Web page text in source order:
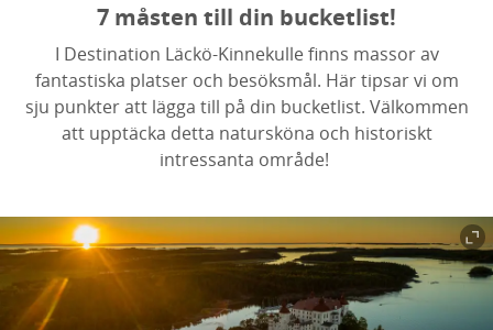
7 måsten till din bucketlist!
I Destination Läckö-Kinnekulle finns massor av
fantastiska platser och besöksmål. Här tipsar vi om
sju punkter att lägga till på din bucketlist. Välkommen
att upptäcka detta natursköna och historiskt
intressanta område!